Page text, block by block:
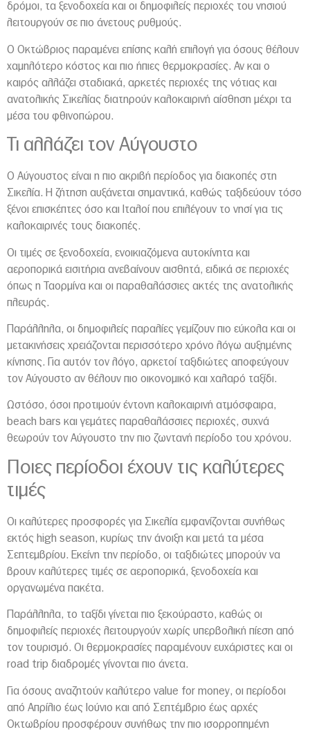
δρόμοι, τα ξενοδοχεία και οι δημοφιλείς περιοχές του νησιού
λειτουργούν σε πιο άνετους ρυθμούς.
Ο Οκτώβριος παραμένει επίσης καλή επιλογή για όσους θέλουν
χαμηλότερο κόστος και πιο ήπιες θερμοκρασίες. Αν και ο
καιρός αλλάζει σταδιακά, αρκετές περιοχές της νότιας και
ανατολικής Σικελίας διατηρούν καλοκαιρινή αίσθηση μέχρι τα
μέσα του φθινοπώρου.
Τι αλλάζει τον Αύγουστο
Ο Αύγουστος είναι η πιο ακριβή περίοδος για διακοπές στη
Σικελία. Η ζήτηση αυξάνεται σημαντικά, καθώς ταξιδεύουν τόσο
ξένοι επισκέπτες όσο και Ιταλοί που επιλέγουν το νησί για τις
καλοκαιρινές τους διακοπές.
Οι τιμές σε ξενοδοχεία, ενοικιαζόμενα αυτοκίνητα και
αεροπορικά εισιτήρια ανεβαίνουν αισθητά, ειδικά σε περιοχές
όπως η Ταορμίνα και οι παραθαλάσσιες ακτές της ανατολικής
πλευράς.
Παράλληλα, οι δημοφιλείς παραλίες γεμίζουν πιο εύκολα και οι
μετακινήσεις χρειάζονται περισσότερο χρόνο λόγω αυξημένης
κίνησης. Για αυτόν τον λόγο, αρκετοί ταξιδιώτες αποφεύγουν
τον Αύγουστο αν θέλουν πιο οικονομικό και χαλαρό ταξίδι.
Ωστόσο, όσοι προτιμούν έντονη καλοκαιρινή ατμόσφαιρα,
beach bars και γεμάτες παραθαλάσσιες περιοχές, συχνά
θεωρούν τον Αύγουστο την πιο ζωντανή περίοδο του χρόνου.
Ποιες περίοδοι έχουν τις καλύτερες
τιμές
Οι καλύτερες προσφορές για Σικελία εμφανίζονται συνήθως
εκτός high season, κυρίως την άνοιξη και μετά τα μέσα
Σεπτεμβρίου. Εκείνη την περίοδο, οι ταξιδιώτες μπορούν να
βρουν καλύτερες τιμές σε αεροπορικά, ξενοδοχεία και
οργανωμένα πακέτα.
Παράλληλα, το ταξίδι γίνεται πιο ξεκούραστο, καθώς οι
δημοφιλείς περιοχές λειτουργούν χωρίς υπερβολική πίεση από
τον τουρισμό. Οι θερμοκρασίες παραμένουν ευχάριστες και οι
road trip διαδρομές γίνονται πιο άνετα.
Για όσους αναζητούν καλύτερο value for money, οι περίοδοι
από Απρίλιο έως Ιούνιο και από Σεπτέμβριο έως αρχές
Οκτωβρίου προσφέρουν συνήθως την πιο ισορροπημένη